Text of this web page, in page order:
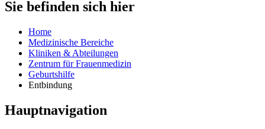
Sie befinden sich hier
Home
Medizinische Bereiche
Kliniken & Abteilungen
Zentrum für Frauenmedizin
Geburtshilfe
Entbindung
Hauptnavigation